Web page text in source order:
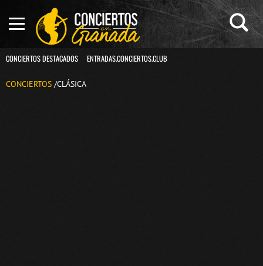
CONCIERTOS DESTACADOS ENTRADAS.CONCIERTOS.CLUB
CONCIERTOS /CLÁSICA